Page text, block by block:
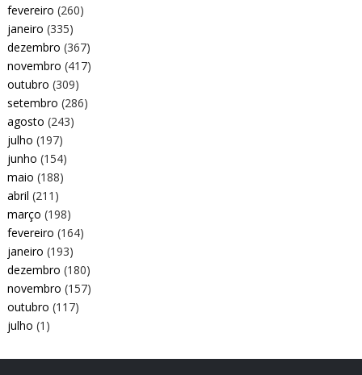
fevereiro (260)
janeiro (335)
dezembro (367)
novembro (417)
outubro (309)
setembro (286)
agosto (243)
julho (197)
junho (154)
maio (188)
abril (211)
março (198)
fevereiro (164)
janeiro (193)
dezembro (180)
novembro (157)
outubro (117)
julho (1)